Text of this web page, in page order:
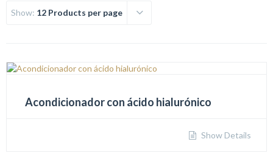
Show: 12 Products per page
Acondicionador con ácido hialurónico
Show Details